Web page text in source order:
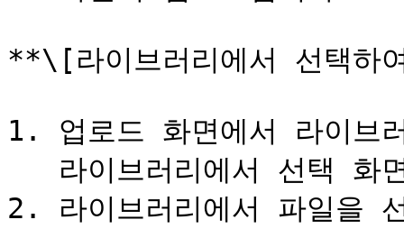
**\[라이브러리에서 선택하
1. 업로드 화면에서 라이브
2. 라이브러리에서 파일을